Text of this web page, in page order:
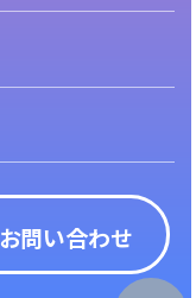
お問い合わせ